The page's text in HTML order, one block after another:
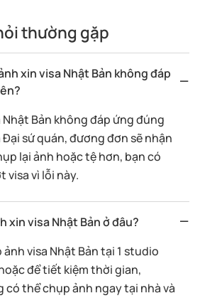
thường gặp
xin visa Nhật Bản không đáp
Nhật Bản không đáp ứng đúng
sứ quán, đương đơn sẽ nhận
lại ảnh hoặc tệ hơn, bạn có
visa vì lỗi này.
xin visa Nhật Bản ở đâu?
visa Nhật Bản tại 1 studio
để tiết kiệm thời gian,
có thể chụp ảnh ngay tại nhà và